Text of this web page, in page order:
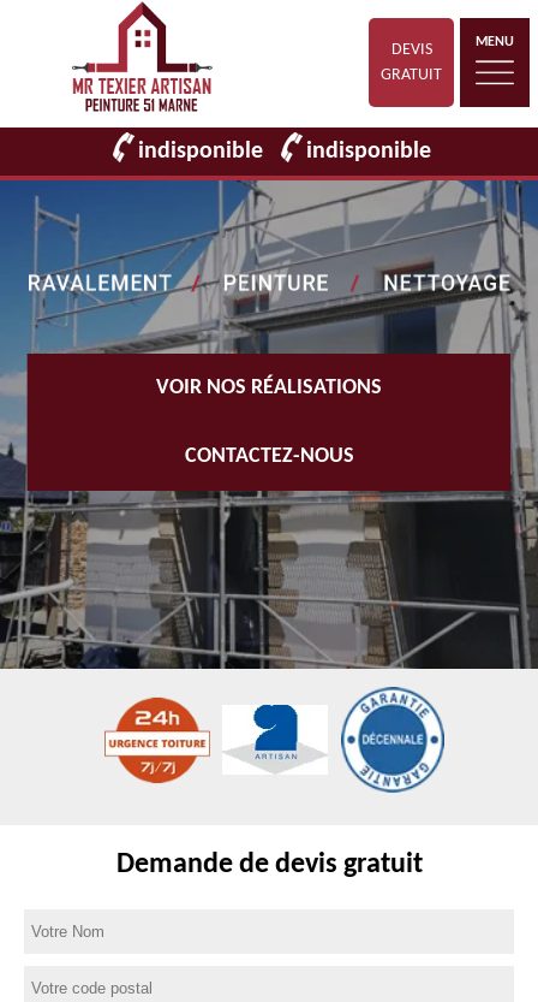
DEVIS
GRATUIT
MENU
indisponible indisponible
VOIR NOS RÉALISATIONS
CONTACTEZ-NOUS
Demande de devis gratuit